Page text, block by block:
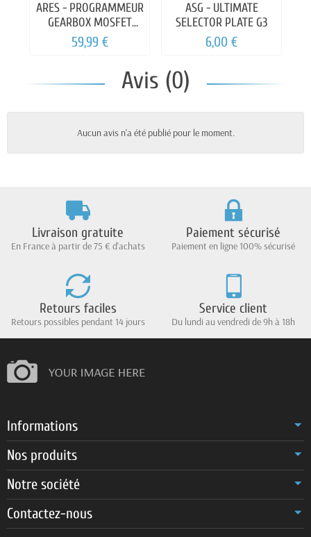
ARES - PROGRAMMEUR
GEARBOX MOSFET
EFCS
59,99 €
ASG - ULTIMATE
SELECTOR PLATE G3
6,00 €
Avis (0)
Aucun avis n'a été publié pour le moment.
Livraison gratuite
En France à partir de 75 € d'achats
Paiement sécurisé
Paiement en ligne 100% sécurisé
Retours faciles
Retours possibles pendant 14 jours
Service client
Du lundi au vendredi de 9h à 18h
Informations
Nos produits
Notre société
Contactez-nous